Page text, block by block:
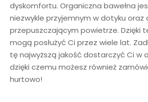
dyskomfortu. Organiczna bawełna
niezwykle przyjemnym w dotyku oraz
przepuszczającym powietrze. Dzięki
mogą posłużyć Ci przez wiele lat.
tę najwyższą jakość dostarczyć Ci w
dzięki czemu możesz również
hurtowo!